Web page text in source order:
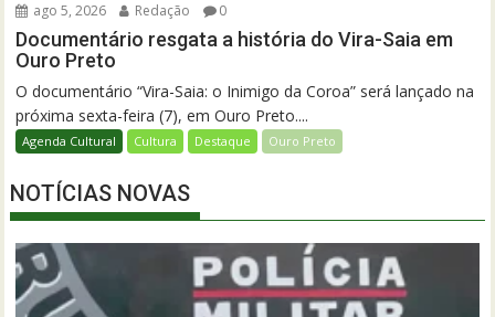
ago 5, 2026 Redação 0
Documentário resgata a história do Vira-Saia em
Ouro Preto
O documentário “Vira-Saia: o Inimigo da Coroa” será lançado na
próxima sexta-feira (7), em Ouro Preto....
Agenda Cultural Cultura Destaque Ouro Preto
NOTÍCIAS NOVAS